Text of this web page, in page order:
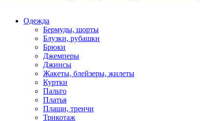
Одежда
Бермуды, шорты
Блузки, рубашки
Брюки
Джемперы
Джинсы
Жакеты, блейзеры, жилеты
Куртки
Пальто
Платья
Плащи, тренчи
Трикотаж